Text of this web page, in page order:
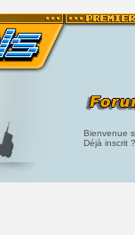
Bienvenue
Déjà inscrit